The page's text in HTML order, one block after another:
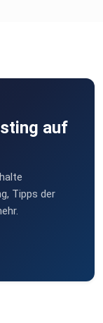
auf
Tipps der